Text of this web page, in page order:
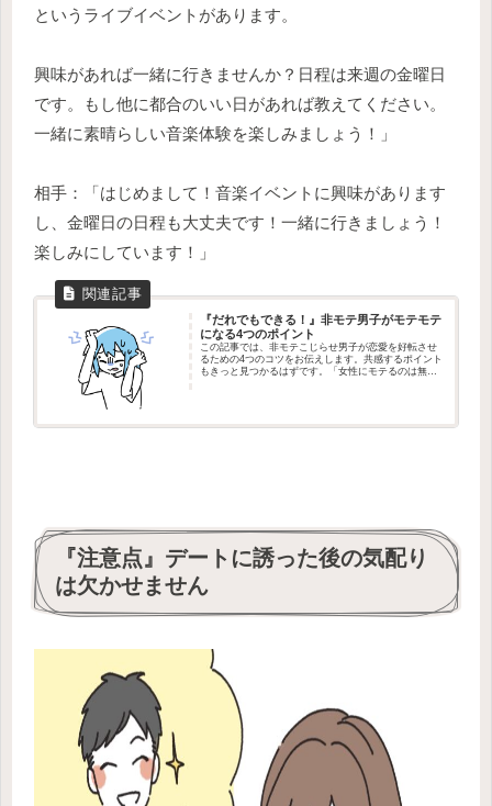
というライブイベントがあります。
興味があれば一緒に行きませんか？日程は来週の金曜日
です。もし他に都合のいい日があれば教えてください。
一緒に素晴らしい音楽体験を楽しみましょう！」
相手：「はじめまして！音楽イベントに興味があります
し、金曜日の日程も大丈夫です！一緒に行きましょう！
楽しみにしています！」
『だれでもできる！』非モテ男子がモテモテ
になる4つのポイント
この記事では、非モテこじらせ男子が恋愛を好転させ
るための4つのコツをお伝えします。共感するポイント
もきっと見つかるはずです。「女性にモテるのは無理
『注意点』デートに誘った後の気配り
は欠かせません